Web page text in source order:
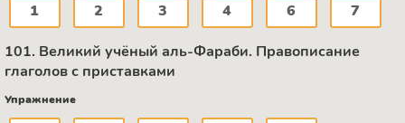
1 2 3 4 6 7
101. Великий учёный аль-Фараби. Правописание
глаголов с приставками
Упражнение